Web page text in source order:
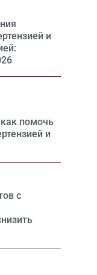
и
помочь
и
с